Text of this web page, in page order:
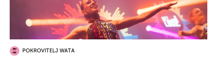
POKROVITELJ WATA